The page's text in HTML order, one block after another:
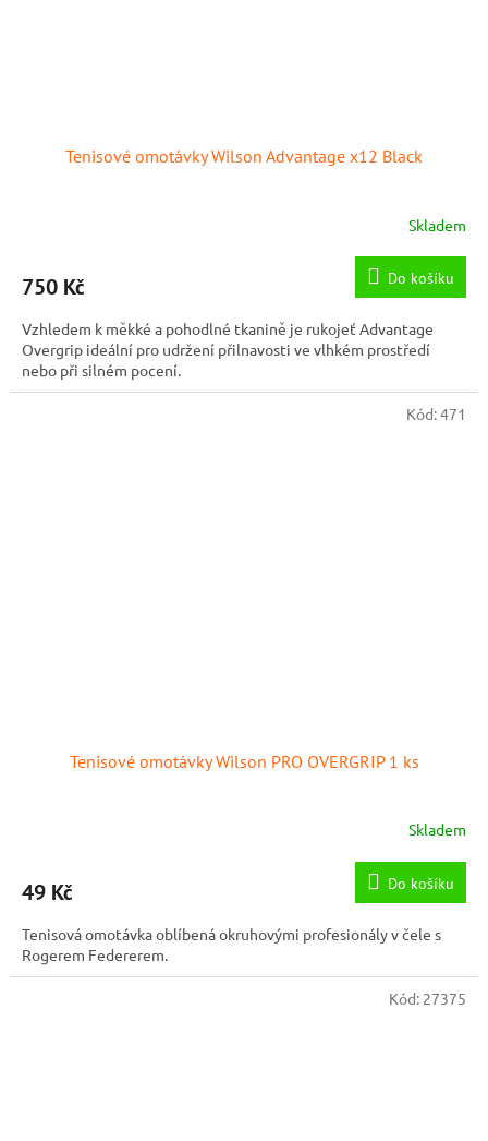
Tenisové omotávky Wilson Advantage x12 Black
Skladem
750 Kč Do košíku
Vzhledem k měkké a pohodlné tkanině je rukojeť Advantage
Overgrip ideální pro udržení přilnavosti ve vlhkém prostředí
nebo při silném pocení.
Tenisové omotávky Wilson PRO OVERGRIP 1 ks
je
z
5
hvězdiček.
Skladem
49 Kč Do košíku
Tenisová omotávka oblíbená okruhovými profesionály v čele s
Rogerem Federerem.
Kód:471
Kód: 27375